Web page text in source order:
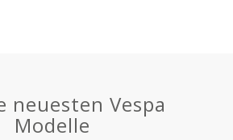
neuesten Vespa
Modelle